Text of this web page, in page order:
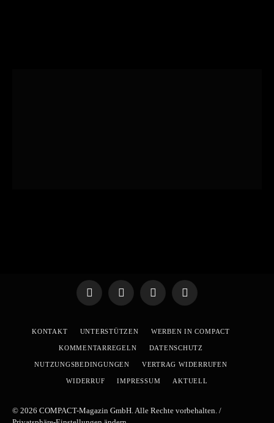
TelegramWhatsApp
X
YouTube
KONTAKT UNTERSTÜTZEN WERBEN IN COMPACT
KOMMENTARREGELN DATENSCHUTZ
NUTZUNGSBEDINGUNGEN VERTRAG WIDERRUFEN
WIDERRUF IMPRESSUM AKTUELL
© 2026 COMPACT-Magazin GmbH. Alle Rechte vorbehalten. /